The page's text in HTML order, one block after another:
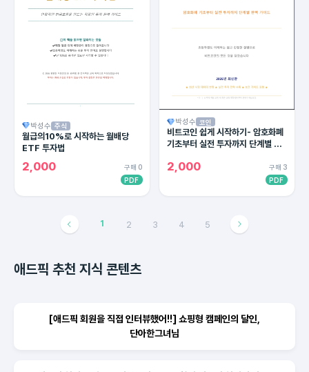
박성수 주식
월급의10%로 시작하는 월배당
ETF 투자법
2,000
구매 0
PDF
박성수 코인
비트코인 쉽게 시작하기- 암호화폐
기초부터 실전 투자까지 단계별 완
2,000
구매 3
PDF
1 2 3 4 5
애드픽 추천 지식 콘텐츠
[애드픽 회원을 직접 인터뷰했어!!] 쇼핑형 캠페인의 달인,
단아한그녀님